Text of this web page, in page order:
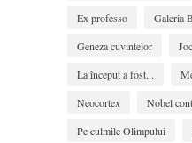
Ex professo
Galeria
Geneza cuvintelor
La început a fost...
Neocortex
Nobel
Pe culmile Olimpului